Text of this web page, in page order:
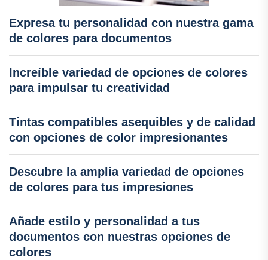
Expresa tu personalidad con nuestra gama
de colores para documentos
Increíble variedad de opciones de colores
para impulsar tu creatividad
Tintas compatibles asequibles y de calidad
con opciones de color impresionantes
Descubre la amplia variedad de opciones
de colores para tus impresiones
Añade estilo y personalidad a tus
documentos con nuestras opciones de
colores